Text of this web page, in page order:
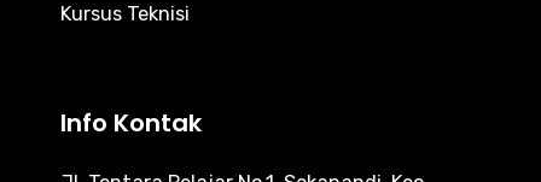
Kursus Teknisi
Info Kontak